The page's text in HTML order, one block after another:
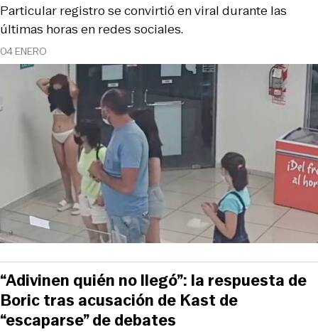
04 ENERO
Particular registro se convirtió en viral durante las
últimas horas en redes sociales.
“Adivinen quién no llegó”: la respuesta de
Boric tras acusación de Kast de
“escaparse” de debates